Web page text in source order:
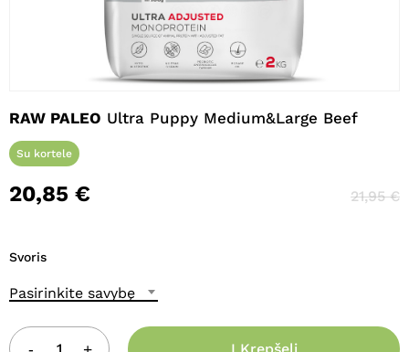
RAW PALEO Ultra Puppy Medium&Large Beef
Su kortele
20,85 € 21,95€
Svoris
Pasirinkite savybę
Pavadinimas*
El. paštas*
parašyti komentarą.